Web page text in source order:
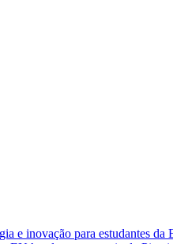
e inovação para estudantes